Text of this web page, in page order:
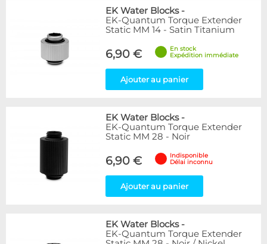
EK Water Blocks-
EK-Quantum Torque Extender
Static MM 14 - Satin Titanium
6,90 €
En stock
Expédition immédiate
Ajouter au panier
EK Water Blocks-
EK-Quantum Torque Extender
Static MM 28 - Noir
6,90 €
Indisponible
Délai inconnu
Ajouter au panier
EK Water Blocks-
EK-Quantum Torque Extender